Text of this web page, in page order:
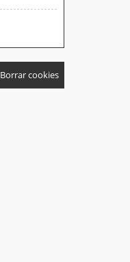
Borrar cookies